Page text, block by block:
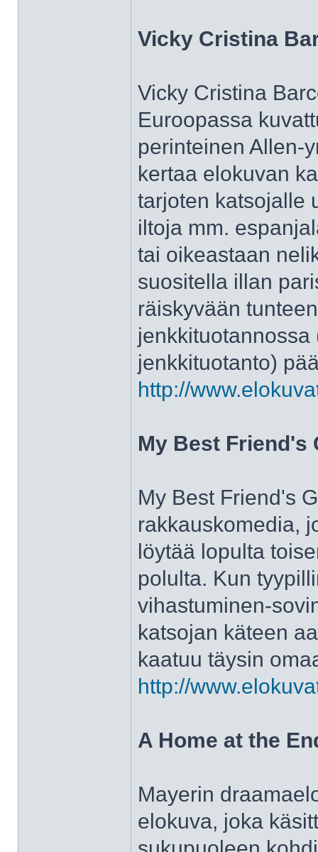
Vicky Cristina
Vicky Cristina
Euroopassa
perinteinen Allen-
kertaa elokuvan
tarjoten katsojalle
iltoja mm.
tai oikeastaan
suositella illan
räiskyvään
jenkkituotanto)
http://
My Best Friend's
My Best Friend's
rakkauskomedia,
löytää lopulta
polulta. Kun
vihastuminen-
katsojan käteen
kaatuu täysin
http://
A Home at the
Mayerin
elokuva, joka